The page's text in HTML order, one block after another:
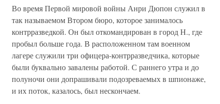
Во время Первой мировой войны Анри Дюпон служил в
так называемом Втором бюро, которое занималось
контрразведкой. Он был откомандирован в город Н., где
пробыл больше года. В расположенном там военном
лагере служили три офицера-контрразведчика, которые
были буквально завалены работой. С раннего утра и до
полуночи они допрашивали подозреваемых в шпионаже,
и их поток, казалось, был нескончаем.